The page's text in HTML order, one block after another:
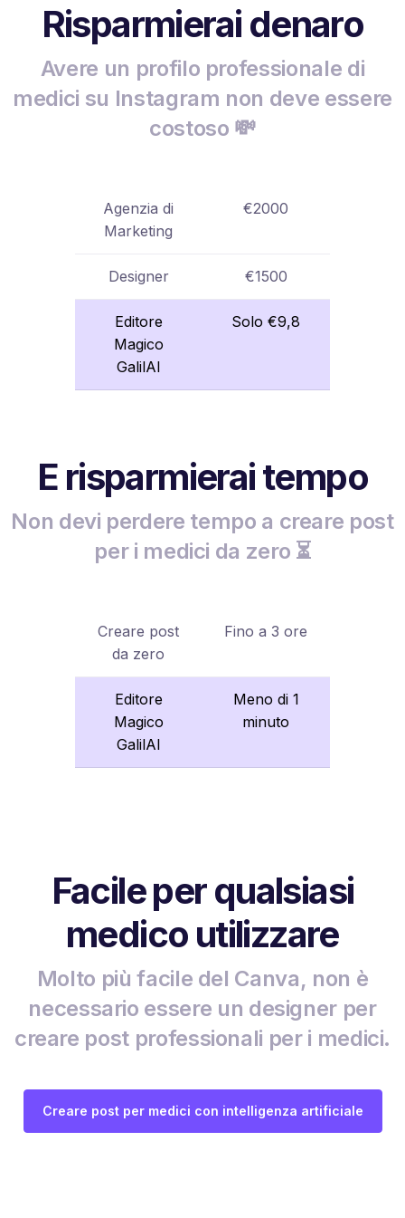
Risparmierai denaro
Avere un profilo professionale di
medici su Instagram non deve essere
costoso 💸
Agenzia di
Marketing
€2000
Designer €1500
Editore
Magico
GalilAI
Solo €9,8
E risparmierai tempo
Non devi perdere tempo a creare post
per i medici da zero ⏳
Creare post
da zero
Fino a 3 ore
Editore
Magico
GalilAI
Meno di 1
minuto
Facile per qualsiasi
medico utilizzare
Molto più facile del Canva, non è
necessario essere un designer per
creare post professionali per i medici.
Creare post per medici con intelligenza artificiale